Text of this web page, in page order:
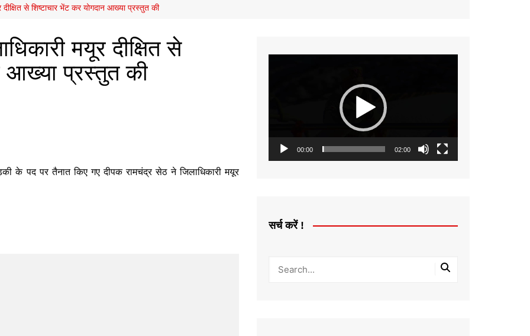
से शिष्टाचार भेंट कर योगदान आख्या प्रस्तुत की
मयूर दीक्षित से
आख्या प्रस्तुत की
के पद पर तैनात किए गए दीपक रामचंद्र सेठ ने जिलाधिकारी मयूर
00:00 02:00
सर्च करें !